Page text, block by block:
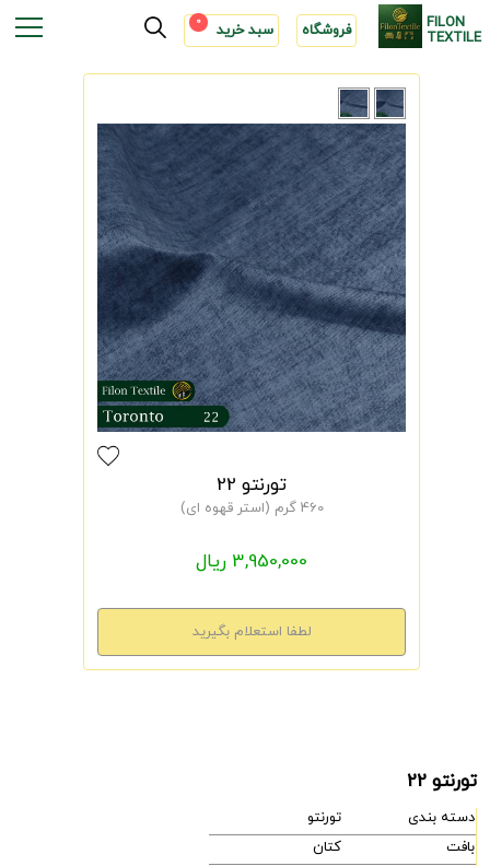
FILON
TEXTILE فروشگاه سبد خرید 0
تورنتو 22
460 گرم (استر قهوه ای)
3,950,000 ریال
تورنتو 22
دسته بندی
تورنتو
بافت
کتان